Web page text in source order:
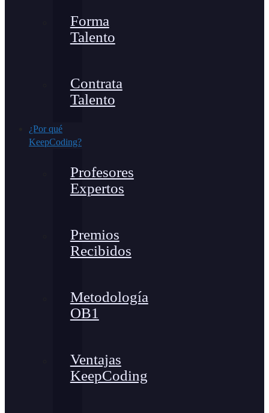
Forma
Talento
Contrata
Talento
¿Por qué
KeepCoding?
Profesores
Expertos
Premios
Recibidos
Metodología
OB1
Ventajas
KeepCoding